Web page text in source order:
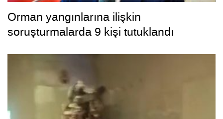
Orman yangınlarına ilişkin
soruşturmalarda 9 kişi tutuklandı